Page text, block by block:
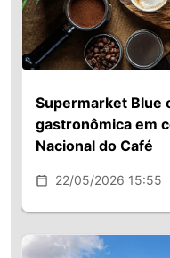
Supermarket Blue
gastronômica em
Nacional do Café
22/05/2026 15:55